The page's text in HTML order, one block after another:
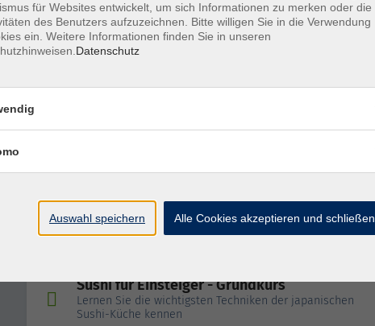
Vegetarisches Sushi für Einsteiger - Grundkurs
Lernen Sie die wichtigsten Techniken der japanischen
Von Mild bis würzig - Indisch/Asiatische Küche
für neugierige Köche
Sushi für Einsteiger - Grundkurs
Lernen Sie die wichtigsten Techniken der japanischen
Sushi-Küche kennen
für Websites entwickelt, um sich Informationen zu merken oder die
des Benutzers aufzuzeichnen. Bitte willigen Sie in die Verwendung
ein. Weitere Informationen finden Sie in unseren
Datenschutz
Auswahl speichern Alle Cookies akzeptieren und schließen